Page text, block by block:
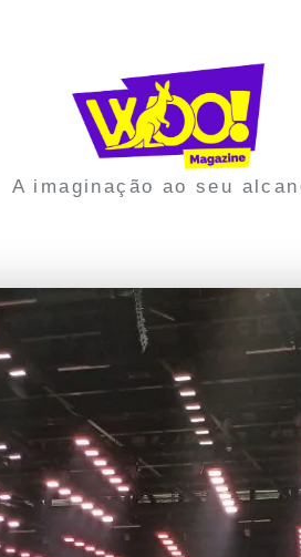
A imaginação ao seu